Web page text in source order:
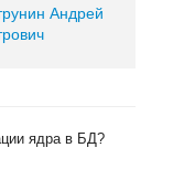
Андрей
ядра в БД?